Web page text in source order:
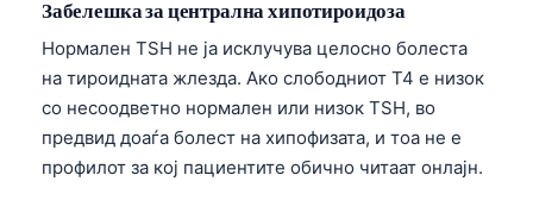
Забелешка за централна хипотироидоза
Нормален TSH не ја исклучува целосно болеста
на тироидната жлезда. Ако слободниот T4 е низок
со несоодветно нормален или низок TSH, во
предвид доаѓа болест на хипофизата, и тоа не е
профилот за кој пациентите обично читаат онлајн.
Eesti
Čeština
ქართული
Русский